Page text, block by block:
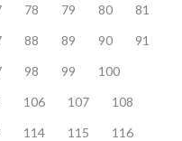
78 79 80
81
88 89 90
91
98 99
100
106 107
108
114 115
116